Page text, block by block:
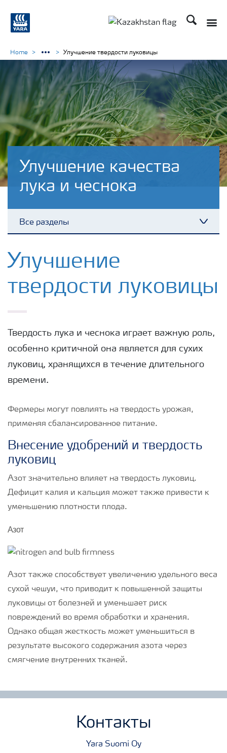
Поиск
Улучшение качества
лука и чеснока
Все разделы
Удобрения Yara
Культуры
Хранение удобрений и их безопасность
Home Улучшение твердости луковицы
Улучшение
твердости луковицы
Твердость лука и чеснока играет важную роль,
особенно критичной она является для сухих
луковиц, хранящихся в течение длительного
времени.
Фермеры могут повлиять на твердость урожая,
применяя сбалансированное питание.
Внесение удобрений и твердость
луковиц
Азот значительно влияет на твердость луковиц.
Дефицит калия и кальция может также привести к
уменьшению плотности плода.
Азот
Азот также способствует увеличению удельного веса
сухой чешуи, что приводит к повышенной защиты
луковицы от болезней и уменьшает риск
повреждений во время обработки и хранения.
Однако общая жесткость может уменьшиться в
результате высокого содержания азота через
смягчение внутренних тканей.
Контакты
Yara Suomi Oy